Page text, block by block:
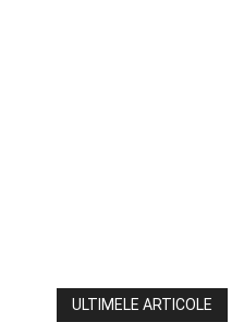
ULTIMELE ARTICOLE